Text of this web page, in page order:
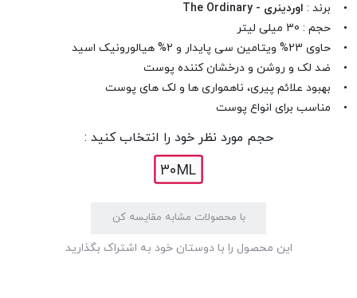
• برند : اوردینری - The Ordinary
• حجم : 30 میلی لیتر
• حاوی 23% ویتامین سی پایدار و 2% هیالورونیک اسید
• ضد لک و روشن و درخشان کننده پوست
• بهبود علائم پیری، ناهمواری ها و لک های پوست
• مناسب برای انواع پوست‌
حجم مورد نظر خود را انتخاب کنید :
30ML
با محصولات مشابه مقایسه کن
این محصول را با دوستان خود به اشتراک بگذارید